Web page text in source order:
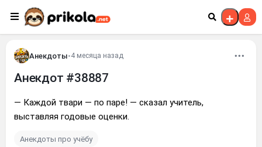
Перейти к контенту
Анекдоты•4 месяца назад
Анекдот #38887
— Каждой твари — по паре! — сказал учитель,
выставляя годовые оценки.
Анекдоты про учёбу